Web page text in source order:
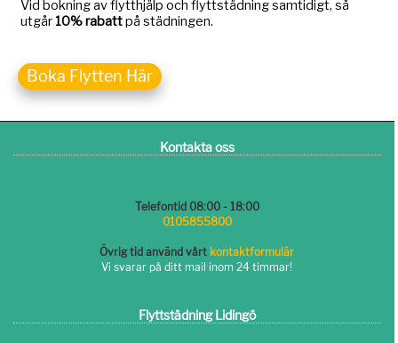
Boka Flytten Här
Kontakta oss
Telefontid 08:00 - 18:00
0105855800
Övrig tid använd vårt kontaktformulär
Vi svarar på ditt mail inom 24 timmar!
Flyttstädning Lidingö